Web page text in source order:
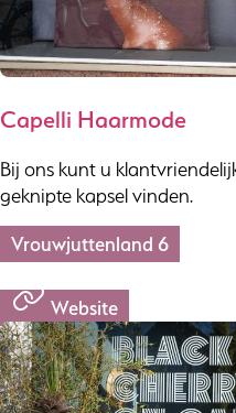
Capelli Haarmode
Bij ons kunt u
geknipte kapsel vinden.
Vrouwjuttenland 6
Website